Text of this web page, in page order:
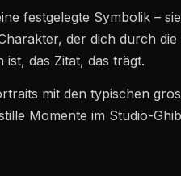
festgelegte Symbolik –
der dich durch
ist, das Zitat, das trägt.
mit den typischen
Momente im Studio-